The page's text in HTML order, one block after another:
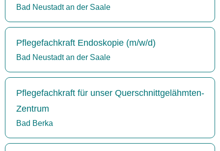
Bad Neustadt an der Saale
Pflegefachkraft Endoskopie (m/w/d)
Bad Neustadt an der Saale
Pflegefachkraft für unser Querschnittgelähmten-
Zentrum
Bad Berka